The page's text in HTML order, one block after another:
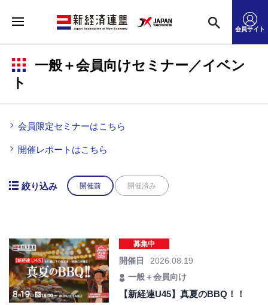
会員サイト
一般＋会員向けセミナー／イベン
ト
会員限定セミナーはこちら
開催レポートはこちら
絞り込み 開催前 開催済み
募集中
開催日
2026.08.19
一般＋会員向け
【新経連U45】真夏のBBQ！！